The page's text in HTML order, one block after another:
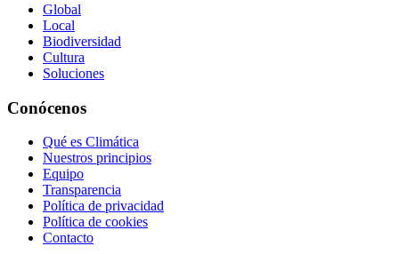
Global
Local
Biodiversidad
Cultura
Soluciones
Conócenos
Qué es Climática
Nuestros principios
Equipo
Transparencia
Política de privacidad
Política de cookies
Contacto